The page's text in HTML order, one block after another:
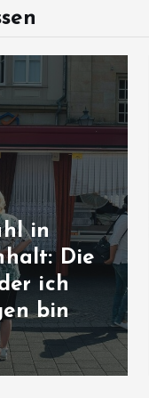
Krise:
kündigt
zu
an